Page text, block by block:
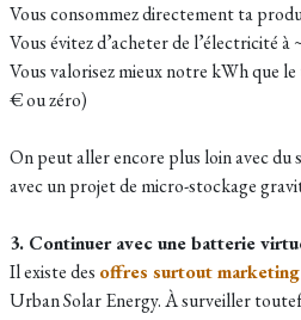
Vous consommez directement ta
Vous évitez d’acheter de l’électricité
Vous valorisez mieux notre kWh que
€ ou zéro)
On peut aller encore plus loin avec du
avec un projet de micro-stockage
3. Continuer avec une batterie
Il existe des offres surtout
Urban Solar Energy. À surveiller